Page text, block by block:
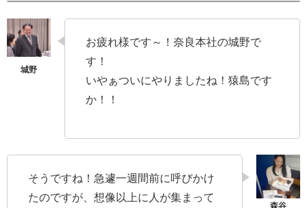
お疲れ様です～！奈良本社の城野で
す！
いやぁついにやりましたね！猿島です
か！！
そうですね！急遽一週間前に呼びかけ
たのですが、想像以上に人が集まって